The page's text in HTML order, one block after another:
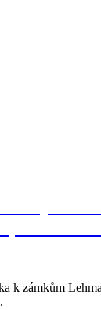
k zámkům